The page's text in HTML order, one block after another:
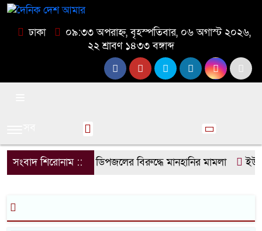
ঢাকা
০৯:৩৩ অপরাহ্ন, বৃহস্পতিবার, ০৬ অগাস্ট ২০২৬,
২২ শ্রাবণ ১৪৩৩ বঙ্গাব্দ
সংবাদ শিরোনাম :: ডিপজলের বিরুদ্ধে মানহানির মামলা